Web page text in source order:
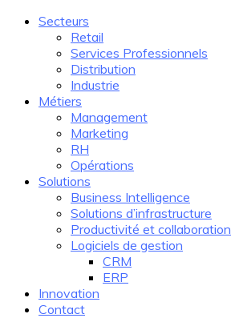
Secteurs
Retail
Services Professionnels
Distribution
Industrie
Métiers
Management
Marketing
RH
Opérations
Solutions
Business Intelligence
Solutions d’infrastructure
Productivité et collaboration
Logiciels de gestion
CRM
ERP
Innovation
Contact